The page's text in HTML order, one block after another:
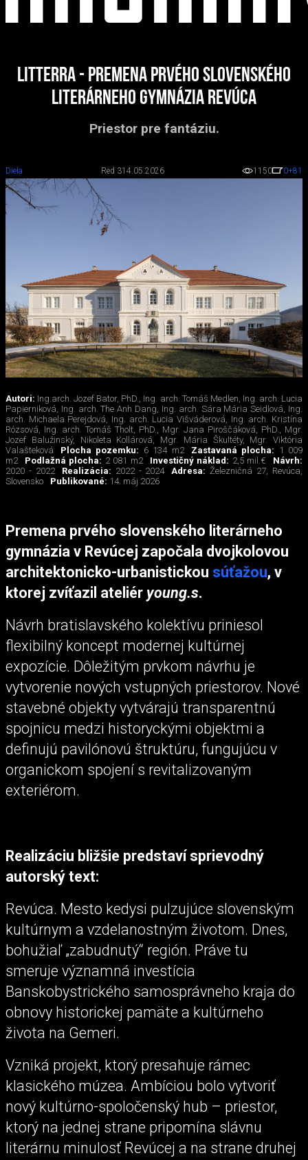
LITTERRA - premena prvého slovenského
literárneho gymnázia Revúca
Priestor pre fantáziu.
Diela Red 314.05.2026 1150 0+81
Autori: Ing.arch. Jozef Bator, PhD., Ing. arch. Tomáš Medlen, Ing. arch. Lucia
Papierniková, Ing. arch. The Anh Dang, Ing. arch. Sára Mária Seidlová, Ing.
arch. Michaela Perejdová, Ing. arch. Lucia Višváderová, Ing. arch. Kristína
Rózsová, Ing. arch. Tomáš Tholt, PhD., Mgr. Jana Piroščáková, PhD., Mgr.
Jozef Balužinský, Nikoleta Kollárová, Mgr. Mária Škultéty, Mgr. Viktória
Valašteková
Plocha pozemku: 6 134 m2 Zastavaná plocha: 1 009
m2
Podlažná plocha: 2 081 m2 Investičný náklad: 2,5 mil.€
Návrh:
2020 - 2022
Realizácia: 2022 - 2024 Adresa:Železničná 27, Revúca,
Slovensko
Publikované: 14. máj 2026
Premena prvého slovenského literárneho
gymnázia v Revúcej započala dvojkolovou
architektonicko-urbanistickou súťažou, v
ktorej zvíťazil ateliér young.s.
Návrh bratislavského kolektívu priniesol
flexibilný koncept modernej kultúrnej
expozície. Dôležitým prvkom návrhu je
vytvorenie nových vstupných priestorov. Nové
stavebné objekty vytvárajú transparentnú
spojnicu medzi historyckými objektmi a
definujú pavilónovú štruktúru, fungujúcu v
organickom spojení s revitalizovaným
exteriérom.
Realizáciu bližšie predstaví sprievodný
autorský text:
Revúca. Mesto kedysi pulzujúce slovenským
kultúrnym a vzdelanostným životom. Dnes,
bohužiaľ „zabudnutý“ región. Práve tu
smeruje významná investícia
Banskobystrického samosprávneho kraja do
obnovy historickej pamäte a kultúrneho
života na Gemeri.
Vzniká projekt, ktorý presahuje rámec
klasického múzea. Ambíciou bolo vytvoriť
nový kultúrno-spoločenský hub – priestor,
ktorý na jednej strane pripomína slávnu
literárnu minulosť Revúcej a na strane druhej